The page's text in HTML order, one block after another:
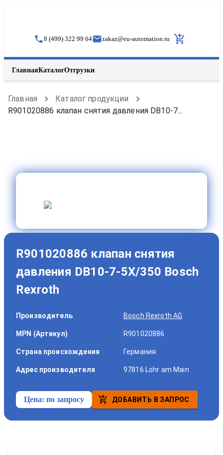
8 (499) 322 99 64 zakaz@eu-automation.ru
ГлавнаяКаталогОтгрузки
Главная
Каталог продукции
R901020886 клапан снятия давления DB10-7...
R901020886 клапан снятия
давления DB10-7-5X/350 Bosch
Rexroth
Производитель Bosch Rexroth AG
MPN (Артикул) R901020886
Страна происхождения Германия
Адрес производителя 97816 Lohr am Main
Цена: по запросу ДОБАВИТЬ В ЗАПРОС